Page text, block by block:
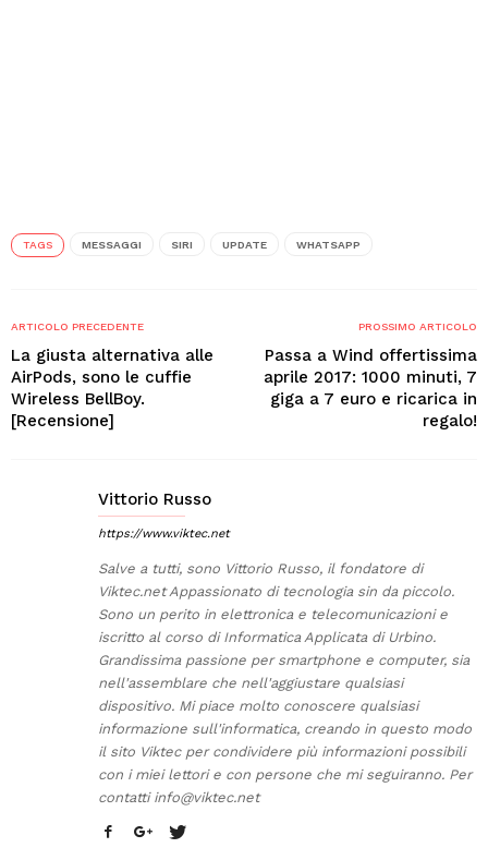
TAGS MESSAGGI SIRI UPDATE WHATSAPP
ARTICOLO PRECEDENTE
La giusta alternativa alle
AirPods, sono le cuffie
Wireless BellBoy.
[Recensione]
PROSSIMO ARTICOLO
Passa a Wind offertissima
aprile 2017: 1000 minuti, 7
giga a 7 euro e ricarica in
regalo!
Vittorio Russo
https://www.viktec.net
Salve a tutti, sono Vittorio Russo, il fondatore di
Viktec.net Appassionato di tecnologia sin da piccolo.
Sono un perito in elettronica e telecomunicazioni e
iscritto al corso di Informatica Applicata di Urbino.
Grandissima passione per smartphone e computer, sia
nell'assemblare che nell'aggiustare qualsiasi
dispositivo. Mi piace molto conoscere qualsiasi
informazione sull'informatica, creando in questo modo
il sito Viktec per condividere più informazioni possibili
con i miei lettori e con persone che mi seguiranno. Per
contatti info@viktec.net